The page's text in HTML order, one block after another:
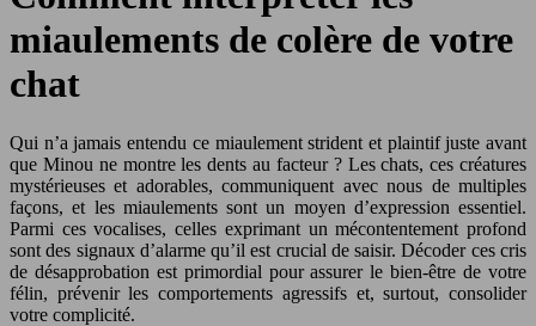
miaulements de colère de votre
chat
Qui n’a jamais entendu ce miaulement strident et plaintif juste avant
que Minou ne montre les dents au facteur ? Les chats, ces créatures
mystérieuses et adorables, communiquent avec nous de multiples
façons, et les miaulements sont un moyen d’expression essentiel.
Parmi ces vocalises, celles exprimant un mécontentement profond
sont des signaux d’alarme qu’il est crucial de saisir. Décoder ces cris
de désapprobation est primordial pour assurer le bien-être de votre
félin, prévenir les comportements agressifs et, surtout, consolider
votre complicité.